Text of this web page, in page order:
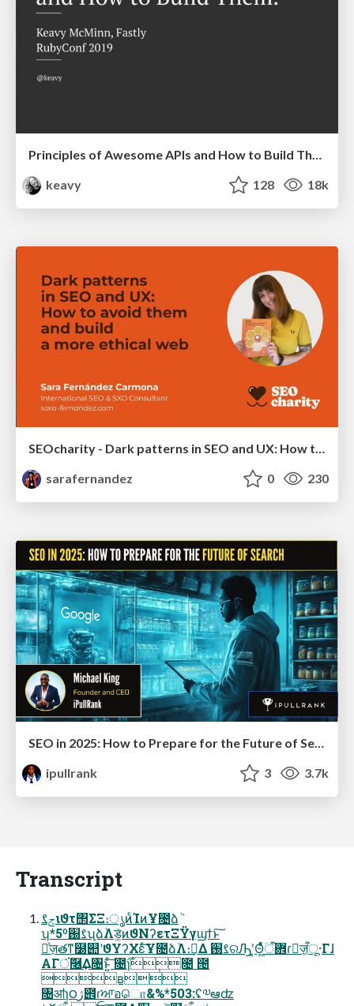
Principles of Awesome APIs and How to Build Them.
keavy
128 18k
SEOcharity - Dark patterns in SEO and UX: How to avoid them and build a more ethical web
sarafernandez
0 230
ipullrank
3 3.7k
Transcript
ݮࡂιϑτ΢ΣΞ։ൃͷͨΊͷҰ೔ձٞ
ʮ*5ºࡂ֐ʯձٞΛड͚ͯͷϑΝʔετΞΫγϣϯͱ͠
ٕͯज़తͳ໰୊ʹϑΥʔΧεͨ͠Ұ೔ձٞΛ։࠵͢Δ ࡂ֐ରԠʹ͔͔Θ͖ͬͯͨؔ܎ऀɾٕज़ऀ͕ू·Γɺ
ΑΓਂٞ͘࿦͢Δ৔ͱ͍ͨ͠ ೔࣌ɿ݄೔ ౔
ʙ
৔ॴɿ౦ژ౎ɾਆอொ&%*503:ʢ༧ఆʣ